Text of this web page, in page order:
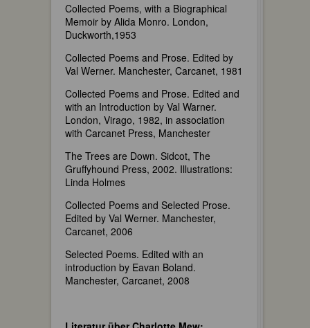
Collected Poems, with a Biographical
Memoir by Alida Monro. London,
Duckworth,1953
Collected Poems and Prose. Edited by
Val Werner. Manchester, Carcanet, 1981
Collected Poems and Prose. Edited and
with an Introduction by Val Warner.
London, Virago, 1982, in association
with Carcanet Press, Manchester
The Trees are Down. Sidcot, The
Gruffyhound Press, 2002. Illustrations:
Linda Holmes
Collected Poems and Selected Prose.
Edited by Val Werner. Manchester,
Carcanet, 2006
Selected Poems. Edited with an
introduction by Eavan Boland.
Manchester, Carcanet, 2008